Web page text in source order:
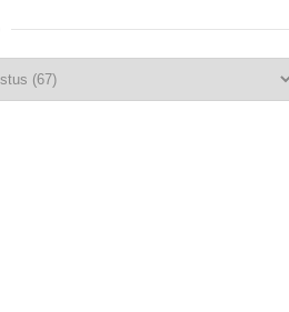
Kepulauan Meranti